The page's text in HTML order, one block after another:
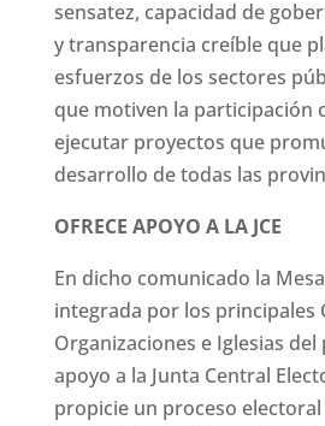
sensatez, capacidad de
y transparencia creíble que
esfuerzos de los sectores
que motiven la participación
ejecutar proyectos que
desarrollo de todas las
OFRECE APOYO A LA JCE
En dicho comunicado la
integrada por los principales
Organizaciones e Iglesias del
apoyo a la Junta Central
propicie un proceso